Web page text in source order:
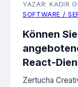
YAZAR: KADIR
SOFTWARE /
Können
React-
Zertucha